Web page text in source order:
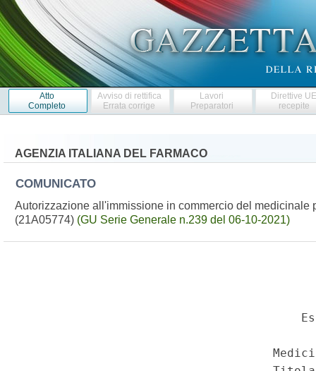
Atto
Completo
Avviso di rettifica
Errata corrige
Lavori
Preparatori
Direttive
recepite
AGENZIA ITALIANA DEL FARMACO
COMUNICATO
Autorizzazione all'immissione in commercio del
(21A05774) (GU Serie Generale n.239 del 06-10-2021)